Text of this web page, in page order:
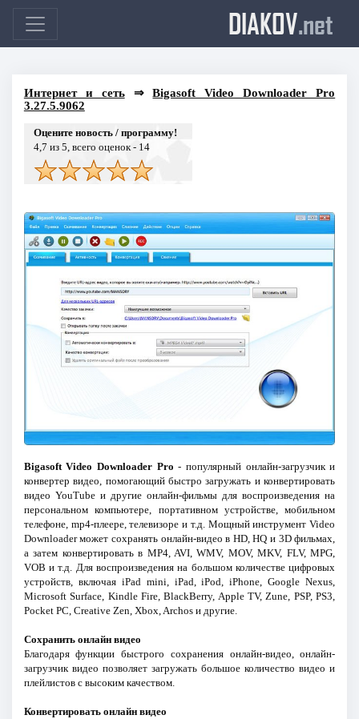
DIAKOV.net
Интернет и сеть⇒Bigasoft Video Downloader Pro
3.27.5.9062
Оцените новость / программу!
4,7 из 5, всего оценок - 14
Bigasoft Video Downloader Pro - популярный онлайн-загрузчик и
конвертер видео, помогающий быстро загружать и конвертировать
видео YouTube и другие онлайн-фильмы для воспроизведения на
персональном компьютере, портативном устройстве, мобильном
телефоне, mp4-плеере, телевизоре и т.д. Мощный инструмент Video
Downloader может сохранять онлайн-видео в HD, HQ и 3D фильмах,
а затем конвертировать в MP4, AVI, WMV, MOV, MKV, FLV, MPG,
VOB и т.д. Для воспроизведения на большом количестве цифровых
устройств, включая iPad mini, iPad, iPod, iPhone, Google Nexus,
Microsoft Surface, Kindle Fire, BlackBerry, Apple TV, Zune, PSP, PS3,
Pocket PC, Creative Zen, Xbox, Archos и другие.
Сохранить онлайн видео
Благодаря функции быстрого сохранения онлайн-видео, онлайн-
загрузчик видео позволяет загружать большое количество видео и
плейлистов с высоким качеством.
Конвертировать онлайн видео